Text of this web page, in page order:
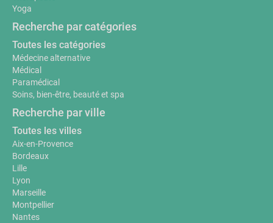
Yoga
Recherche par catégories
Toutes les catégories
Médecine alternative
Médical
Paramédical
Soins, bien-être, beauté et spa
Recherche par ville
Toutes les villes
Aix-en-Provence
Bordeaux
Lille
Lyon
Marseille
Montpellier
Nantes